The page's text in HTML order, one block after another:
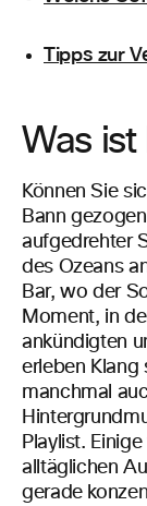
Tipps zur
Was ist
Können Sie
Bann
aufgedrehter
des Ozeans
Bar, wo der
Moment, in
ankündigten
erleben Klang
manchmal
Playlist.
alltäglichen
gerade